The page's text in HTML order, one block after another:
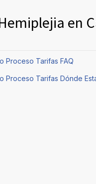
en
Proceso Tarifas FAQ
Proceso Tarifas Dónde